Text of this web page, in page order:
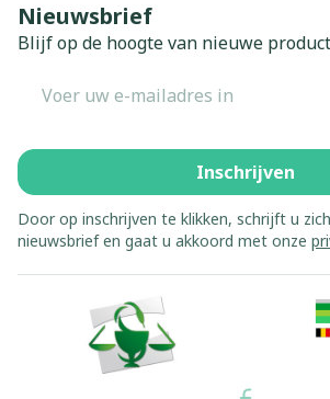
Nieuwsbrief
Blijf op de hoogte van nieuwe
Inschrijven
Door op inschrijven te klikken, schrijft u
nieuwsbrief en gaat u akkoord met onze